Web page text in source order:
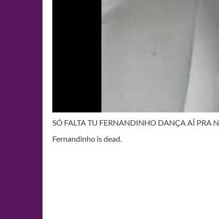
SÓ FALTA TU FERNANDINHO DANÇA AÍ PRA
Fernandinho is dead.